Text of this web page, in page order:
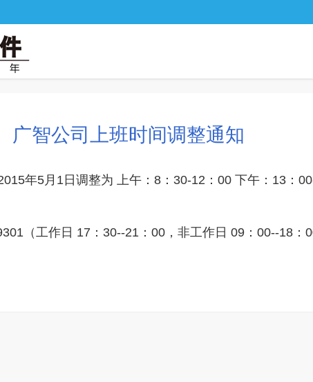
广智公司上班时间调整通知
年5月1日调整为 上午：8：30-12：00 下午：13：
（工作日 17：30--21：00，非工作日 09：00--18：